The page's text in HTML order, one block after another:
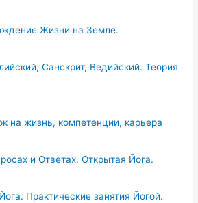
Жизни на Земле.
Санскрит, Ведийский. Теория
на жизнь, компетенции, карьера
и Ответах. Открытая Йога.
Практические занятия Йогой.